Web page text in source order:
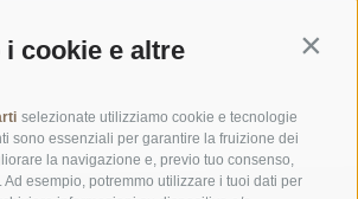
cookie e altre
selezionate utilizziamo cookie e tecnologie
sono essenziali per garantire la fruizione dei
la navigazione e, previo tuo consenso,
esempio, potremmo utilizzare i tuoi dati per